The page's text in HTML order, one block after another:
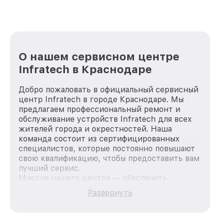
О нашем сервисном центре
Infratech в Краснодаре
Добро пожаловать в официальный сервисный
центр Infratech в городе Краснодаре. Мы
предлагаем профессиональный ремонт и
обслуживание устройств Infratech для всех
жителей города и окрестностей. Наша
команда состоит из сертифицированных
специалистов, которые постоянно повышают
свою квалификацию, чтобы предоставить вам
лучший сервис.
Миссия нашего центра — обеспечить
качественный и доступный ремонт для
каждого пользователя продукции Infratech,
Развернуть